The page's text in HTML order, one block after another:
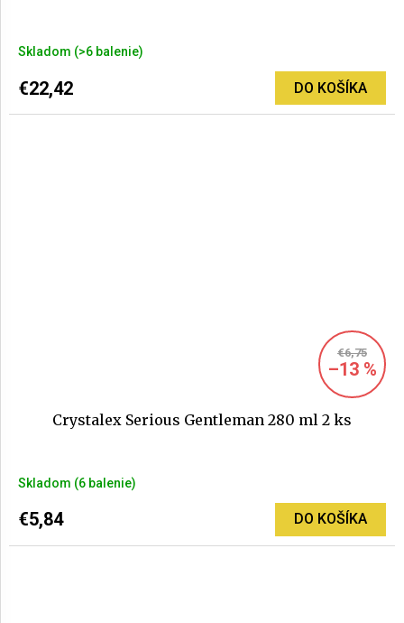
hodnotenie
produktu
je
5,0
Skladom (>6 balenie)
€22,42 DO KOŠÍKA
€6,75
–13 %
Crystalex Serious Gentleman 280 ml 2 ks
hodnotenie
produktu
je
5,0
Skladom (6 balenie)
€5,84 DO KOŠÍKA